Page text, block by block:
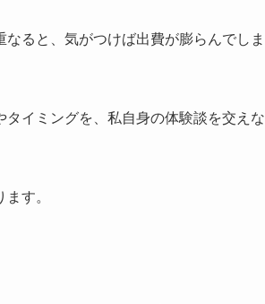
ると、気がつけば出費が膨らんでしま
イミングを、私自身の体験談を交えな
す。